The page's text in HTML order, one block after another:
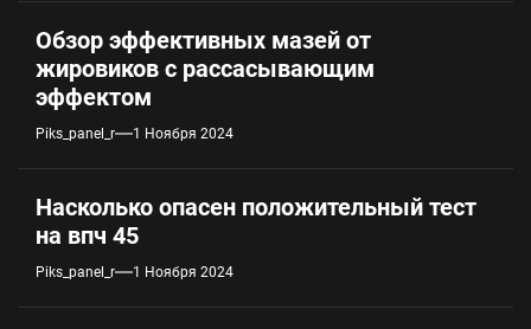
Обзор эффективных мазей от
жировиков с рассасывающим
эффектом
Piks_panel_r 1 Ноября 2024
Насколько опасен положительный тест
на впч 45
Piks_panel_r 1 Ноября 2024